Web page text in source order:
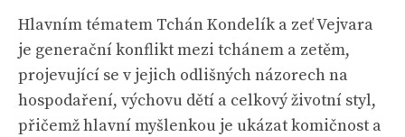
Hlavním tématem Tchán Kondelík a zeť Vejvara
je generační konflikt mezi tchánem a zetěm,
projevující se v jejich odlišných názorech na
hospodaření, výchovu dětí a celkový životní styl,
přičemž hlavní myšlenkou je ukázat komičnost a